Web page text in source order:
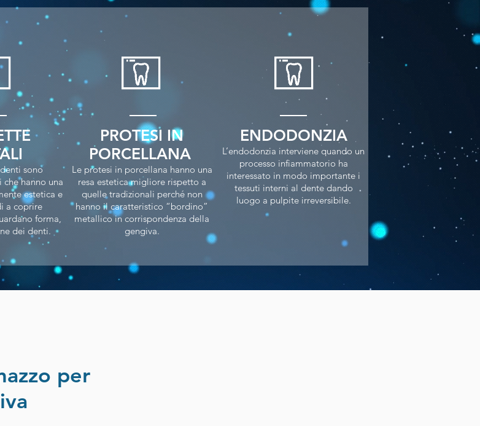
sono
hanno una
estetica e
a coprire
forma,
dei denti.
PROTESI IN
PORCELLANA
Le protesi in porcellana hanno una
resa estetica migliore rispetto a
quelle tradizionali perché non
hanno il caratteristico “bordino”
metallico in corrispondenza della
gengiva.
ENDODONZIA
L’endodonzia interviene quando un
processo infiammatorio ha
interessato in modo importante i
tessuti interni al dente dando
luogo a pulpite irreversibile.
per